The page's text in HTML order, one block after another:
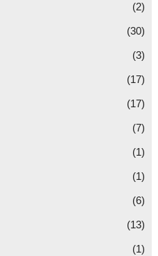
(2)
(30)
(3)
(17)
(17)
(7)
(1)
(1)
(6)
(13)
(1)